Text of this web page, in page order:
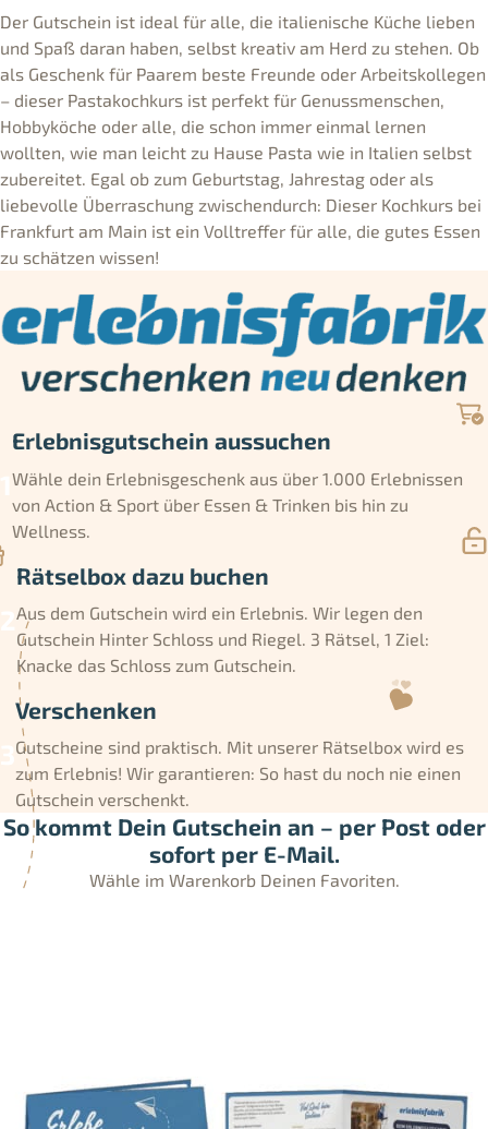
Der Gutschein ist ideal für alle, die italienische Küche lieben
und Spaß daran haben, selbst kreativ am Herd zu stehen. Ob
als Geschenk für Paarem beste Freunde oder Arbeitskollegen
– dieser Pastakochkurs ist perfekt für Genussmenschen,
Hobbyköche oder alle, die schon immer einmal lernen
wollten, wie man leicht zu Hause Pasta wie in Italien selbst
zubereitet. Egal ob zum Geburtstag, Jahrestag oder als
liebevolle Überraschung zwischendurch: Dieser Kochkurs bei
Frankfurt am Main ist ein Volltreffer für alle, die gutes Essen
zu schätzen wissen!
Erlebnisgutschein aussuchen
Wähle dein Erlebnisgeschenk aus über 1.000 Erlebnissen
von Action & Sport über Essen & Trinken bis hin zu
Wellness.
Rätselbox dazu buchen
Aus dem Gutschein wird ein Erlebnis. Wir legen den
Gutschein Hinter Schloss und Riegel. 3 Rätsel, 1 Ziel:
Knacke das Schloss zum Gutschein.
Verschenken
Gutscheine sind praktisch. Mit unserer Rätselbox wird es
zum Erlebnis! Wir garantieren: So hast du noch nie einen
Gutschein verschenkt.
So kommt Dein Gutschein an – per Post oder
sofort per E-Mail.
Wähle im Warenkorb Deinen Favoriten.